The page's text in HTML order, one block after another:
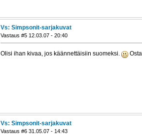
Vs: Simpsonit-sarjakuvat
Vastaus #5 12.03.07 - 20:40
Olisi ihan kivaa, jos käännettäisiin suomeksi.
Vs: Simpsonit-sarjakuvat
Vastaus #6 31.05.07 - 14:43